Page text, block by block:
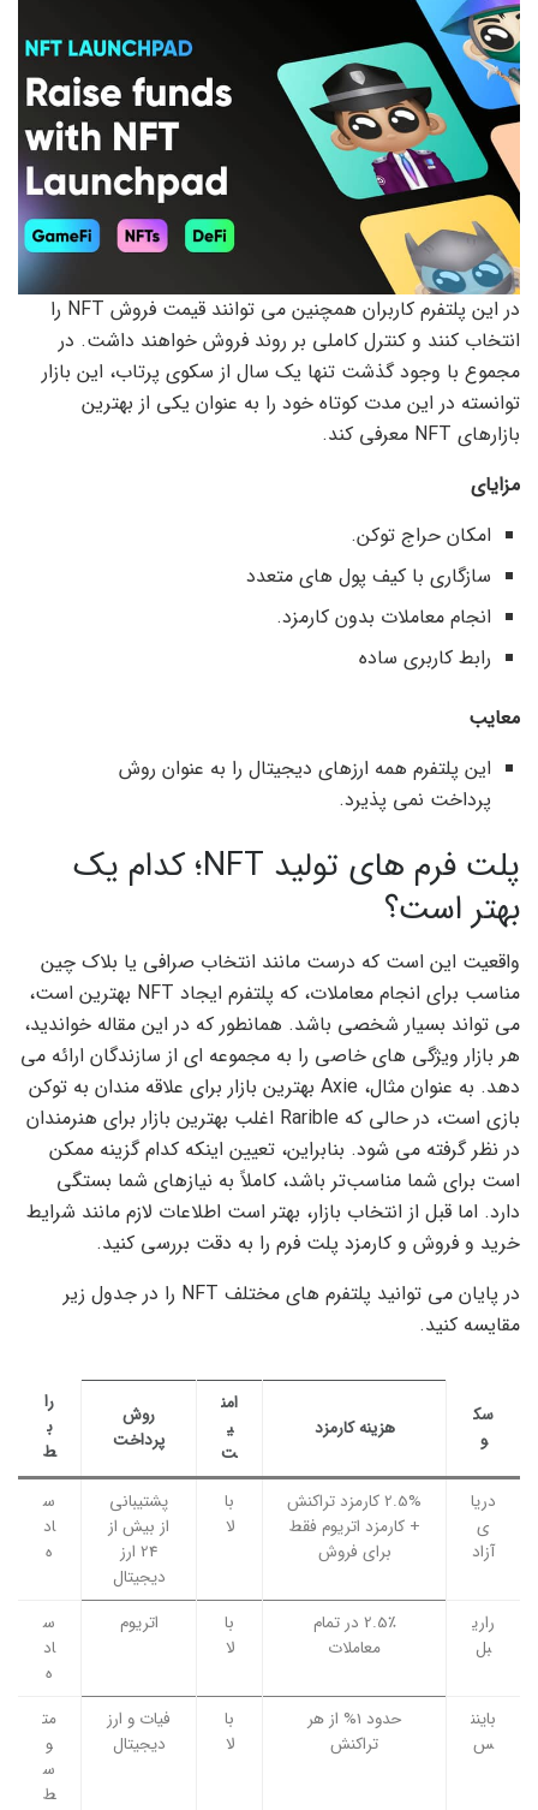
در این پلتفرم کاربران همچنین می توانند قیمت فروش NFT را
انتخاب کنند و کنترل کاملی بر روند فروش خواهند داشت. در
مجموع با وجود گذشت تنها یک سال از سکوی پرتاب، این بازار
توانسته در این مدت کوتاه خود را به عنوان یکی از بهترین
بازارهای NFT معرفی کند.
مزایای
امکان حراج توکن.
سازگاری با کیف پول های متعدد
انجام معاملات بدون کارمزد.
رابط کاربری ساده
معایب
این پلتفرم همه ارزهای دیجیتال را به عنوان روش
پرداخت نمی پذیرد.
پلت فرم های تولید NFT؛ کدام یک
بهتر است؟
واقعیت این است که درست مانند انتخاب صرافی یا بلاک چین
مناسب برای انجام معاملات، که پلتفرم ایجاد NFT بهترین است،
می تواند بسیار شخصی باشد. همانطور که در این مقاله خواندید،
هر بازار ویژگی های خاصی را به مجموعه ای از سازندگان ارائه می
دهد. به عنوان مثال، Axie بهترین بازار برای علاقه مندان به توکن
بازی است، در حالی که Rarible اغلب بهترین بازار برای هنرمندان
در نظر گرفته می شود. بنابراین، تعیین اینکه کدام گزینه ممکن
است برای شما مناسب‌تر باشد، کاملاً به نیازهای شما بستگی
دارد. اما قبل از انتخاب بازار، بهتر است اطلاعات لازم مانند شرایط
خرید و فروش و کارمزد پلت فرم را به دقت بررسی کنید.
در پایان می توانید پلتفرم های مختلف NFT را در جدول زیر
مقایسه کنید.
سک
و
هزینه کارمزد
امن
ی
ت
روش
پرداخت
را
ب
ط
دریا
ی
آزاد
2.5% کارمزد تراکنش
+ کارمزد اتریوم فقط
برای فروش
با
لا
پشتیبانی
از بیش از
24 ارز
دیجیتال
س
اد
ه
راری
بل
2.5٪ در تمام
معاملات
با
لا
اتریوم
س
اد
ه
باینن
س
حدود 1% از هر
تراکنش
با
لا
فیات و ارز
دیجیتال
مت
و
س
ط